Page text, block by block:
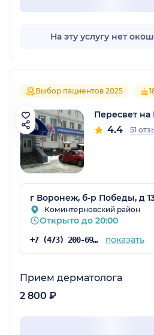
На эту услугу нет
Выбор пациентов 2025
Пересвет
4.4 51
г Воронеж, б-р Победы, д
Коминтерновский район
Открыто до 20:00
+7 (473) 200-69-85 показать
Прием дерматолога
2 800 ₽